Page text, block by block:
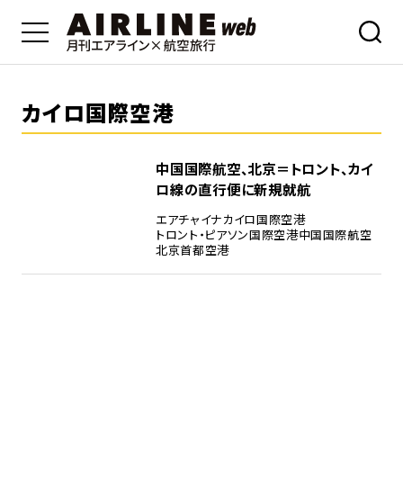
カイロ国際空港
中国国際航空、北京＝トロント、カイ
ロ線の直行便に新規就航
エアチャイナカイロ国際空港
トロント・ピアソン国際空港中国国際航空
北京首都空港